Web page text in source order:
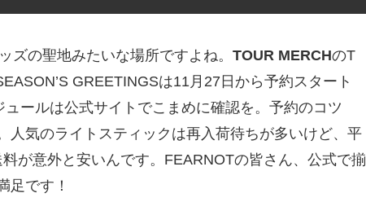
ズの聖地みたいな場所ですよね。 TOUR MERCHのT
GREETINGSは11月27日から予約スタート
ールは公式サイトでこまめに確認を。予約のコツ
人気のライトスティックは再入荷待ちが多いけど、平
が意外と安いんです。FEARNOTの皆さん、公式で揃
足です！